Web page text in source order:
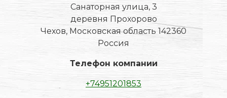
Санаторная улица, 3
деревня Прохорово
Чехов, Московская область 142360
Россия
Телефон компании
+74951201853